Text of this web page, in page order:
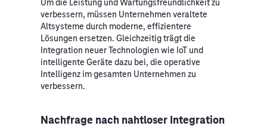
Um die Leistung und Wartungsfreundlichkeit zu
verbessern, müssen Unternehmen veraltete
Altsysteme durch moderne, effizientere
Lösungen ersetzen. Gleichzeitig trägt die
Integration neuer Technologien wie IoT und
intelligente Geräte dazu bei, die operative
Intelligenz im gesamten Unternehmen zu
verbessern.
Nachfrage nach nahtloser Integration